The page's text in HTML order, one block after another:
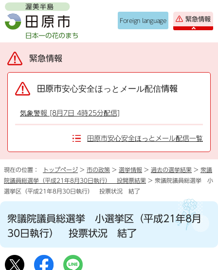
Foreign language 緊急情報
緊急情報
田原市安心安全ほっとメール配信情報
気象警報 [8月7日 4時25分配信]
田原市安心安全ほっとメール配信一覧
現在の位置： トップページ > 市の政策 > 選挙情報 > 過去の選挙結果 > 衆議
院議員総選挙（平成21年8月30日執行） 投開票結果 > 衆議院議員総選挙 小
選挙区（平成21年8月30日執行） 投票状況 結了
衆議院議員総選挙 小選挙区（平成21年8月
30日執行） 投票状況 結了